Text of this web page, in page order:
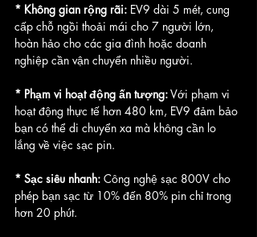
* Không gian rộng rãi: EV9 dài 5 mét, cung
cấp chỗ ngồi thoải mái cho 7 người lớn,
hoàn hảo cho các gia đình hoặc doanh
nghiệp cần vận chuyển nhiều người.
* Phạm vi hoạt động ấn tượng: Với phạm vi
hoạt động thực tế hơn 480 km, EV9 đảm bảo
bạn có thể di chuyển xa mà không cần lo
lắng về việc sạc pin.
* Sạc siêu nhanh: Công nghệ sạc 800V cho
phép bạn sạc từ 10% đến 80% pin chỉ trong
hơn 20 phút.